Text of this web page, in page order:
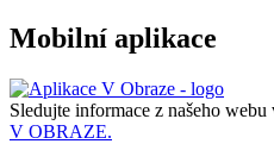
Mobilní aplikace
Sledujte informace z našeho webu
V OBRAZE.